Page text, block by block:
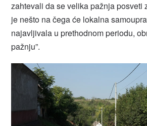
zahtevali da se velika pažnja posveti
je nešto na čega će lokalna
najavljivala u prethodnom periodu,
pažnju”.